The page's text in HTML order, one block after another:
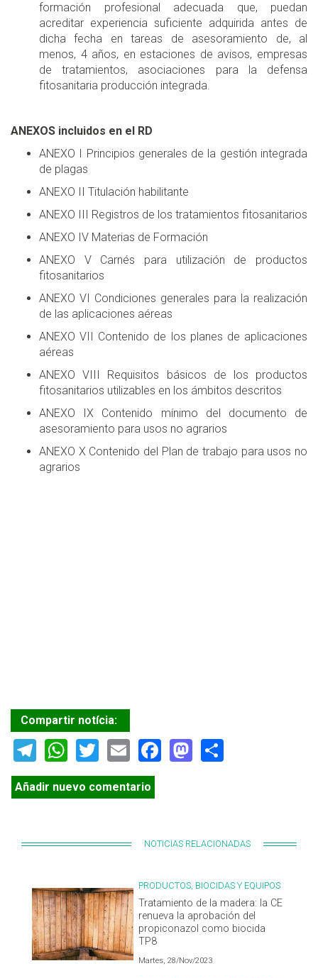
formación profesional adecuada que, puedan
acreditar experiencia suficiente adquirida antes de
dicha fecha en tareas de asesoramiento de, al
menos, 4 años, en estaciones de avisos, empresas
de tratamientos, asociaciones para la defensa
fitosanitaria producción integrada.
ANEXOS incluidos en el RD
ANEXO I Principios generales de la gestión integrada
de plagas
ANEXO II Titulación habilitante
ANEXO III Registros de los tratamientos fitosanitarios
ANEXO IV Materias de Formación
ANEXO V Carnés para utilización de productos
fitosanitarios
ANEXO VI Condiciones generales para la realización
de las aplicaciones aéreas
ANEXO VII Contenido de los planes de aplicaciones
aéreas
ANEXO VIII Requisitos básicos de los productos
fitosanitarios utilizables en los ámbitos descritos
ANEXO IX Contenido mínimo del documento de
asesoramiento para usos no agrarios
ANEXO X Contenido del Plan de trabajo para usos no
agrarios
Compartir notícia:
Telegram
WhatsApp
TwitterEmailFacebook
Mastodon
Añadir nuevo comentario
NOTICIAS RELACIONADAS
PRODUCTOS, BIOCIDAS Y EQUIPOS
Tratamiento de la madera: la CE
renueva la aprobación del
propiconazol como biocida
TP8
Martes, 28/Nov/2023